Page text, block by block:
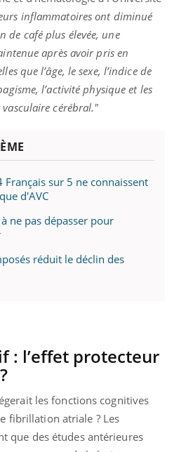
inflammatoires ont diminué
de café plus élevée, une
après avoir pris en
que l’âge, le sexe, l’indice de
l’activité physique et les
vasculaire cérébral."
sur 5 ne connaissent
d'AVC
ne pas dépasser pour
réduit le déclin des
: l’effet protecteur
les fonctions cognitives
fibrillation atriale ? Les
que des études antérieures